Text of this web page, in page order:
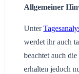
Allgemeiner
Unter
werdet ihr auch
beachtet auch die
erhalten jedoch